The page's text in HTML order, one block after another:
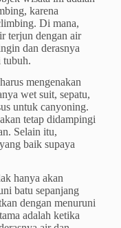
karena
Di mana,
terjun dengan air
dan derasnya
tubuh.
mengenakan
wet suit, sepatu,
untuk canyoning.
tetap didampingi
Selain itu,
baik supaya
hanya akan
batu sepanjang
dengan menuruni
adalah ketika